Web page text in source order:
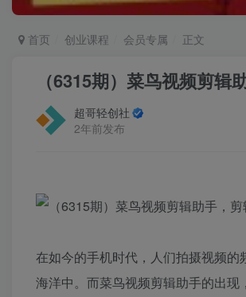
首页 创业课程 会员专属 正文
（6315期）菜鸟视频剪
超哥轻创社
2年前发布
在如今的手机时代，人们拍摄视频
海洋中。而菜鸟视频剪辑助手的出